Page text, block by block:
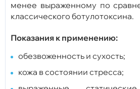
менее выраженному по
классического ботулотоксина.
Показания к применению:
обезвоженность и сухость;
кожа в состоянии стресса;